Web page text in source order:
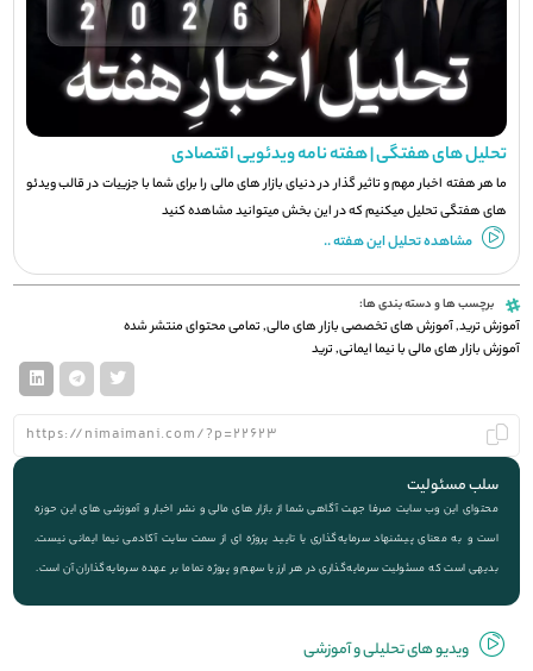
تحلیل های هفتگی | هفته نامه ویدئویی اقتصادی
ما هر هفته اخبار مهم و تاثیر گذار در دنیای بازار های مالی را برای شما با جزيیات در قالب ویدئو
های هفتگی تحلیل میکنیم که در این بخش میتوانید مشاهده کنید
مشاهده تحلیل این هفته ..
برچسب ها و دسته بندی ها:
آموزش ترید,آموزش های تخصصی بازار های مالی,تمامی محتوای منتشر شده
آموزش بازار های مالی با نیما ایمانی,ترید
سلب مسئولیت
محتوای این وب سایت صرفا جهت آگاهی شما از بازار های مالی و نشر اخبار و آموزشی های این حوزه
است و به معنای پیشنهاد سرمایه‌گذاری یا تایید پروژه ای از سمت سایت آکادمی نیما ایمانی نیست.
بدیهی است که مسئولیت سرمایه‌گذاری در هر ارز یا سهم و پروژه تماما بر عهده سرمایه‌گذاران آن است.
ویديو های تحلیلی و آموزشی